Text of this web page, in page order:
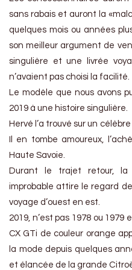
sans rabais et auront la
quelques mois ou années
son meilleur argument de
singulière et une livrée
n’avaient pas choisi la facilité.
Le modèle que nous avons
2019 à une histoire singulière.
Hervé l’a trouvé sur un
Il en tombe amoureux,
Haute Savoie.
Durant le trajet retour,
improbable attire le regard
voyage d’ouest en est.
2019, n’est pas 1978 ou
CX GTi de couleur orange
la mode depuis quelques
et élancée de la grande